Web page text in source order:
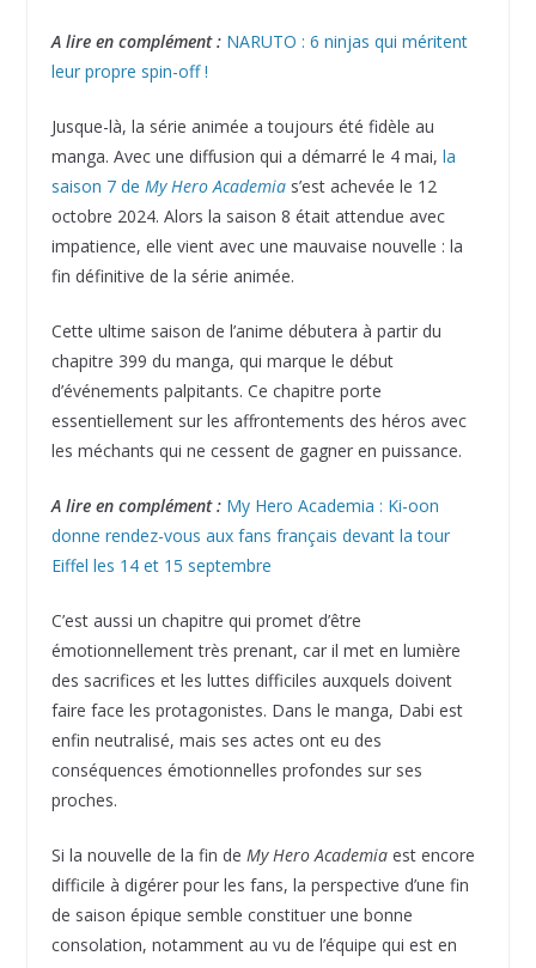
A lire en complément : NARUTO : 6 ninjas qui méritent
leur propre spin-off !
Jusque-là, la série animée a toujours été fidèle au
manga. Avec une diffusion qui a démarré le 4 mai, la
saison 7 de My Hero Academias’est achevée le 12
octobre 2024. Alors la saison 8 était attendue avec
impatience, elle vient avec une mauvaise nouvelle : la
fin définitive de la série animée.
Cette ultime saison de l’anime débutera à partir du
chapitre 399 du manga, qui marque le début
d’événements palpitants. Ce chapitre porte
essentiellement sur les affrontements des héros avec
les méchants qui ne cessent de gagner en puissance.
A lire en complément : My Hero Academia : Ki-oon
donne rendez-vous aux fans français devant la tour
Eiffel les 14 et 15 septembre
C’est aussi un chapitre qui promet d’être
émotionnellement très prenant, car il met en lumière
des sacrifices et les luttes difficiles auxquels doivent
faire face les protagonistes. Dans le manga, Dabi est
enfin neutralisé, mais ses actes ont eu des
conséquences émotionnelles profondes sur ses
proches.
Si la nouvelle de la fin de My Hero Academia est encore
difficile à digérer pour les fans, la perspective d’une fin
de saison épique semble constituer une bonne
consolation, notamment au vu de l’équipe qui est en